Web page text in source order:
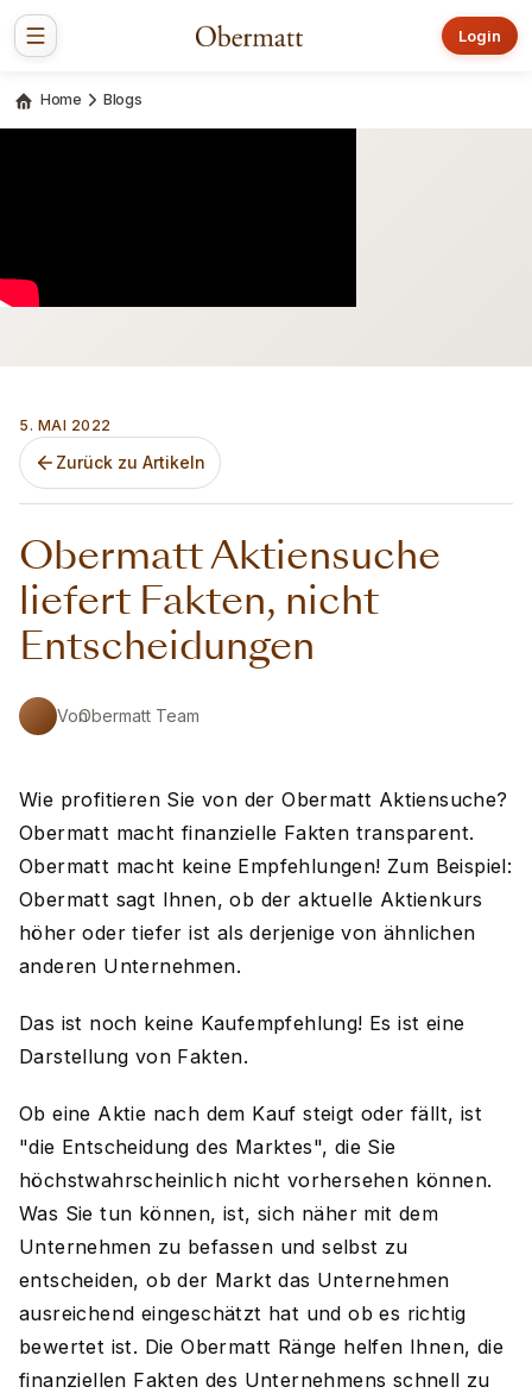
Login
Home Blogs
5. MAI 2022
Zurück zu Artikeln
Obermatt Aktiensuche
liefert Fakten, nicht
Entscheidungen
VonObermatt Team
Wie profitieren Sie von der Obermatt Aktiensuche?
Obermatt macht finanzielle Fakten transparent.
Obermatt macht keine Empfehlungen! Zum Beispiel:
Obermatt sagt Ihnen, ob der aktuelle Aktienkurs
höher oder tiefer ist als derjenige von ähnlichen
anderen Unternehmen.
Das ist noch keine Kaufempfehlung! Es ist eine
Darstellung von Fakten.
Ob eine Aktie nach dem Kauf steigt oder fällt, ist
"die Entscheidung des Marktes", die Sie
höchstwahrscheinlich nicht vorhersehen können.
Was Sie tun können, ist, sich näher mit dem
Unternehmen zu befassen und selbst zu
entscheiden, ob der Markt das Unternehmen
ausreichend eingeschätzt hat und ob es richtig
bewertet ist. Die Obermatt Ränge helfen Ihnen, die
finanziellen Fakten des Unternehmens schnell zu